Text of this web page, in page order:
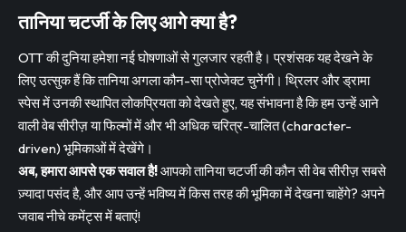
तानिया चटर्जी के लिए आगे क्या है?
OTT की दुनिया हमेशा नई घोषणाओं से गुलजार रहती है। प्रशंसक यह देखने के
लिए उत्सुक हैं कि तानिया अगला कौन-सा प्रोजेक्ट चुनेंगी। थ्रिलर और ड्रामा
स्पेस में उनकी स्थापित लोकप्रियता को देखते हुए, यह संभावना है कि हम उन्हें आने
वाली वेब सीरीज़ या फिल्मों में और भी अधिक चरित्र-चालित (character-
driven) भूमिकाओं में देखेंगे।
अब, हमारा आपसे एक सवाल है!आपको तानिया चटर्जी की कौन सी वेब सीरीज़ सबसे
ज़्यादा पसंद है, और आप उन्हें भविष्य में किस तरह की भूमिका में देखना चाहेंगे? अपने
जवाब नीचे कमेंट्स में बताएं!